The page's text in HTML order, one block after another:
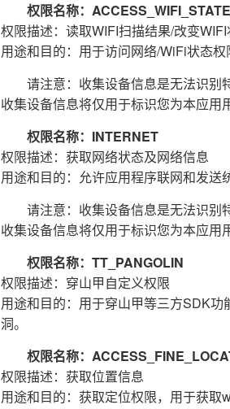
权限名称：ACCESS_WIFI_STATE
权限描述：读取WIFI扫描结果/改变
用途和目的：用于访问网络/WiFi状态
请注意：收集设备信息是无法识别
收集设备信息将仅用于标识您为本应
权限名称：INTERNET
权限描述：获取网络状态及网络信息
用途和目的：允许应用程序联网和发送
请注意：收集设备信息是无法识别
收集设备信息将仅用于标识您为本应
权限名称：TT_PANGOLIN
权限描述：穿山甲自定义权限
用途和目的：用于穿山甲等三方SDK
洞。
权限名称：
权限描述：获取位置信息
用途和目的：获取定位权限，用于获